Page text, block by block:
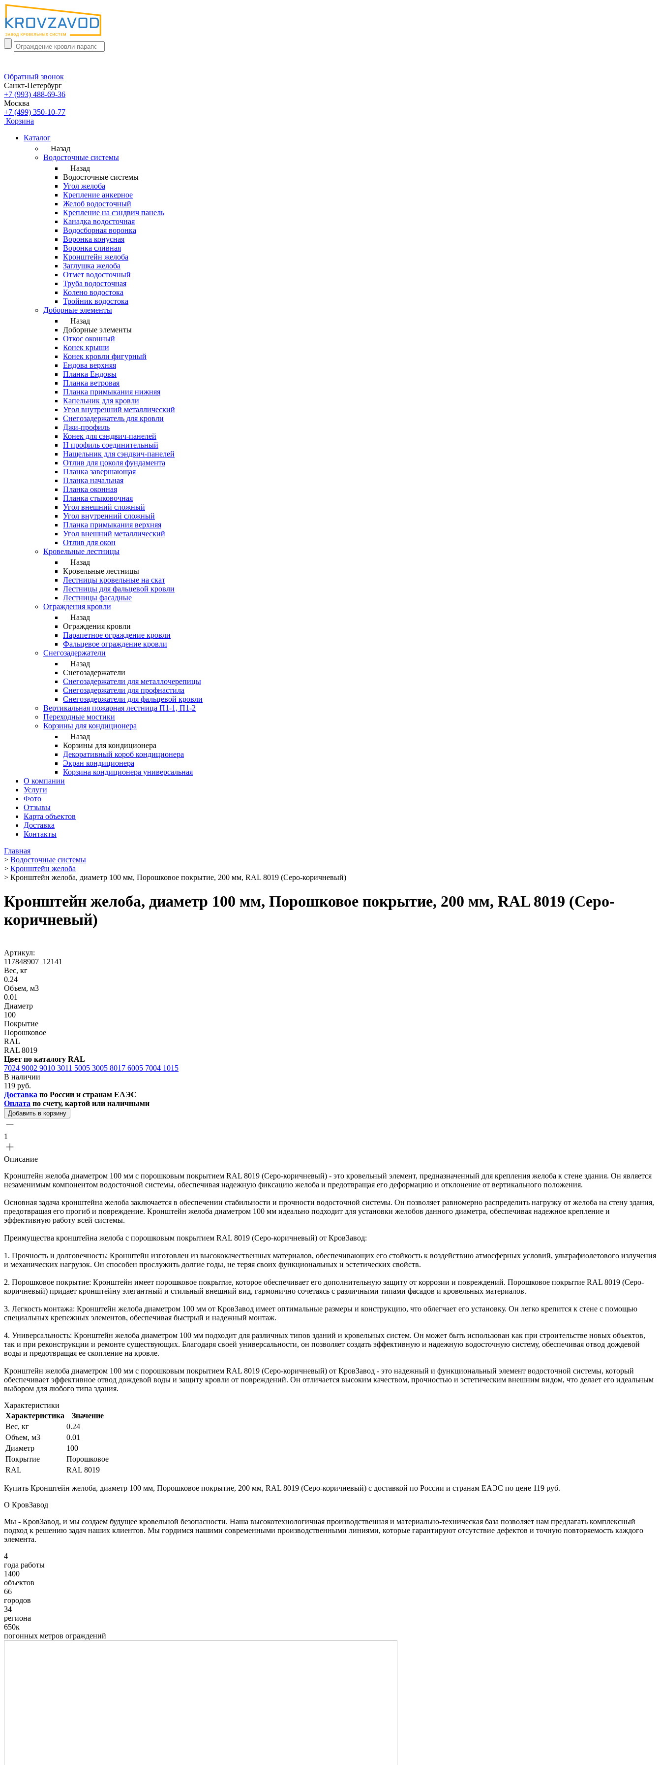
Обратный звонок
Санкт-Петербург
+7 (993) 488-69-36
Москва
+7 (499) 350-10-77
Корзина
Каталог
Назад
Водосточные системы
Назад
Водосточные системы
Угол желоба
Крепление анкерное
Желоб водосточный
Крепление на сэндвич панель
Канадка водосточная
Водосборная воронка
Воронка конусная
Воронка сливная
Кронштейн желоба
Заглушка желоба
Отмет водосточный
Труба водосточная
Колено водостока
Тройник водостока
Доборные элементы
Назад
Доборные элементы
Откос оконный
Конек крыши
Конек кровли фигурный
Ендова верхняя
Планка Ендовы
Планка ветровая
Планка примыкания нижняя
Капельник для кровли
Угол внутренний металлический
Снегозадержатель для кровли
Джи-профиль
Конек для сэндвич-панелей
Н профиль соединительный
Нащельник для сэндвич-панелей
Отлив для цоколя фундамента
Планка завершающая
Планка начальная
Планка оконная
Планка стыковочная
Угол внешний сложный
Угол внутренний сложный
Планка примыкания верхняя
Угол внешний металлический
Отлив для окон
Кровельные лестницы
Назад
Кровельные лестницы
Лестницы кровельные на скат
Лестницы для фальцевой кровли
Лестницы фасадные
Ограждения кровли
Назад
Ограждения кровли
Парапетное ограждение кровли
Фальцевое ограждение кровли
Снегозадержатели
Назад
Снегозадержатели
Снегозадержатели для металлочерепицы
Снегозадержатели для профнастила
Снегозадержатели для фальцевой кровли
Вертикальная пожарная лестница П1-1, П1-2
Переходные мостики
Корзины для кондиционера
Назад
Корзины для кондиционера
Декоративный короб кондиционера
Экран кондиционера
Корзина кондиционера универсальная
О компании
Услуги
Фото
Отзывы
Карта объектов
Доставка
Контакты
Главная
> Водосточные системы
> Кронштейн желоба
> Кронштейн желоба, диаметр 100 мм, Порошковое покрытие, 200 мм, RAL 8019 (Серо-коричневый)
Кронштейн желоба, диаметр 100 мм, Порошковое покрытие, 200 мм, RAL 8019 (Серо-
коричневый)
Артикул:
117848907_12141
Вес, кг
0.24
Объем, м3
0.01
Диаметр
100
Покрытие
Порошковое
RAL
RAL 8019
Цвет по каталогу RAL
7024 9002 9010 3011 5005 3005 8017 6005 7004 1015
В наличии
119 руб.
Доставка по России и странам ЕАЭС
Оплата по счету, картой или наличными
Добавить в корзину
1
Описание
Кронштейн желоба диаметром 100 мм с порошковым покрытием RAL 8019 (Серо-коричневый) - это кровельный элемент, предназначенный для крепления желоба к стене здания. Он является
незаменимым компонентом водосточной системы, обеспечивая надежную фиксацию желоба и предотвращая его деформацию и отклонение от вертикального положения.
Основная задача кронштейна желоба заключается в обеспечении стабильности и прочности водосточной системы. Он позволяет равномерно распределить нагрузку от желоба на стену здания,
предотвращая его прогиб и повреждение. Кронштейн желоба диаметром 100 мм идеально подходит для установки желобов данного диаметра, обеспечивая надежное крепление и
эффективную работу всей системы.
Преимущества кронштейна желоба с порошковым покрытием RAL 8019 (Серо-коричневый) от КровЗавод:
1. Прочность и долговечность: Кронштейн изготовлен из высококачественных материалов, обеспечивающих его стойкость к воздействию атмосферных условий, ультрафиолетового излучения
и механических нагрузок. Он способен прослужить долгие годы, не теряя своих функциональных и эстетических свойств.
2. Порошковое покрытие: Кронштейн имеет порошковое покрытие, которое обеспечивает его дополнительную защиту от коррозии и повреждений. Порошковое покрытие RAL 8019 (Серо-
коричневый) придает кронштейну элегантный и стильный внешний вид, гармонично сочетаясь с различными типами фасадов и кровельных материалов.
3. Легкость монтажа: Кронштейн желоба диаметром 100 мм от КровЗавод имеет оптимальные размеры и конструкцию, что облегчает его установку. Он легко крепится к стене с помощью
специальных крепежных элементов, обеспечивая быстрый и надежный монтаж.
4. Универсальность: Кронштейн желоба диаметром 100 мм подходит для различных типов зданий и кровельных систем. Он может быть использован как при строительстве новых объектов,
так и при реконструкции и ремонте существующих. Благодаря своей универсальности, он позволяет создать эффективную и надежную водосточную систему, обеспечивая отвод дождевой
воды и предотвращая ее скопление на кровле.
Кронштейн желоба диаметром 100 мм с порошковым покрытием RAL 8019 (Серо-коричневый) от КровЗавод - это надежный и функциональный элемент водосточной системы, который
обеспечивает эффективное отвод дождевой воды и защиту кровли от повреждений. Он отличается высоким качеством, прочностью и эстетическим внешним видом, что делает его идеальным
выбором для любого типа здания.
Характеристики
Характеристика
Значение
Вес, кг
0.24
Объем, м3
0.01
Диаметр
100
Покрытие
Порошковое
RAL
RAL 8019
Купить Кронштейн желоба, диаметр 100 мм, Порошковое покрытие, 200 мм, RAL 8019 (Серо-коричневый) с доставкой по России и странам ЕАЭС по цене 119 руб.
О КровЗавод
Мы - КровЗавод, и мы создаем будущее кровельной безопасности. Наша высокотехнологичная производственная и материально-техническая база позволяет нам предлагать комплексный
подход к решению задач наших клиентов. Мы гордимся нашими современными производственными линиями, которые гарантируют отсутствие дефектов и точную повторяемость каждого
элемента.
4
года работы
1400
объектов
66
городов
34
региона
650к
погонных метров ограждений